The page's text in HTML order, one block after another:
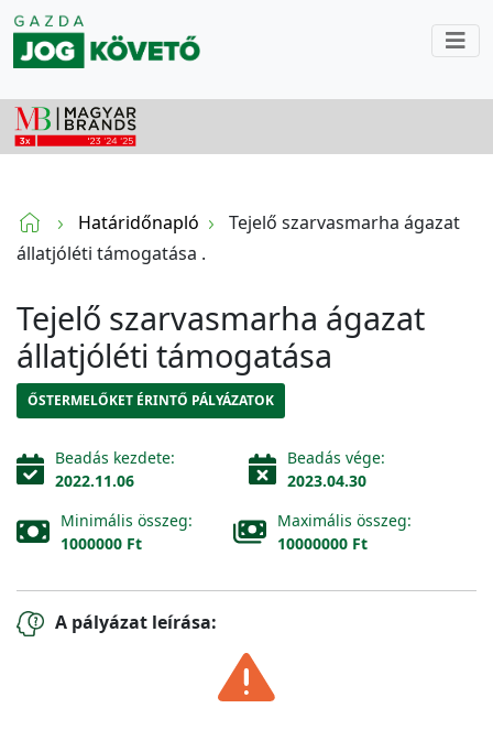
Határidőnapló
Tejelő szarvasmarha ágazat
állatjóléti támogatása .
Tejelő szarvasmarha ágazat
állatjóléti támogatása
ŐSTERMELŐKET ÉRINTŐ PÁLYÁZATOK
Beadás kezdete:
2022.11.06
Beadás vége:
2023.04.30
Minimális összeg:
1000000 Ft
Maximális összeg:
10000000 Ft
A pályázat leírása: